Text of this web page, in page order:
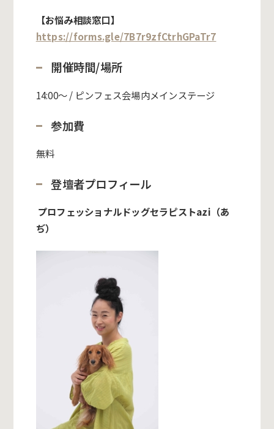
【お悩み相談窓口】
https://forms.gle/7B7r9zfCtrhGPaTr7
開催時間/場所
14:00〜 / ピンフェス会場内メインステージ
参加費
無料
登壇者プロフィール
プロフェッショナルドッグセラピストazi（あ
ぢ）